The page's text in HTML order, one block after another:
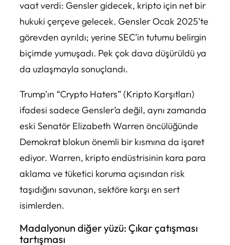
vaat verdi: Gensler gidecek, kripto için net bir
hukuki çerçeve gelecek. Gensler Ocak 2025’te
görevden ayrıldı; yerine SEC’in tutumu belirgin
biçimde yumuşadı. Pek çok dava düşürüldü ya
da uzlaşmayla sonuçlandı.
Trump’ın “Crypto Haters” (Kripto Karşıtları)
ifadesi sadece Gensler’a değil, aynı zamanda
eski Senatör Elizabeth Warren öncülüğünde
Demokrat blokun önemli bir kısmına da işaret
ediyor. Warren, kripto endüstrisinin kara para
aklama ve tüketici koruma açısından risk
taşıdığını savunan, sektöre karşı en sert
isimlerden.
Madalyonun diğer yüzü: Çıkar çatışması
tartışması